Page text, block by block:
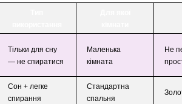
Тільки для сну
— не спиратися
Маленька
кімната
Не
Сон + легке
спирання
Стандартна
спальня